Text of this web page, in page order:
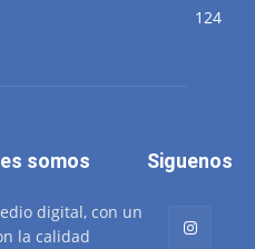
124
somos
digital, con un
la calidad
Siguenos